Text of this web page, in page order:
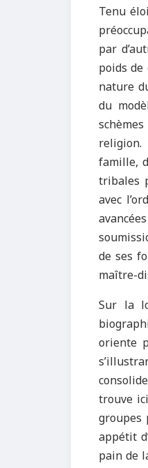
Tenu
par
poids
nature
du
religion.
famille,
tribales
avec
de ses
maître-
Sur la
oriente
trouve
groupes
appétit
pain de